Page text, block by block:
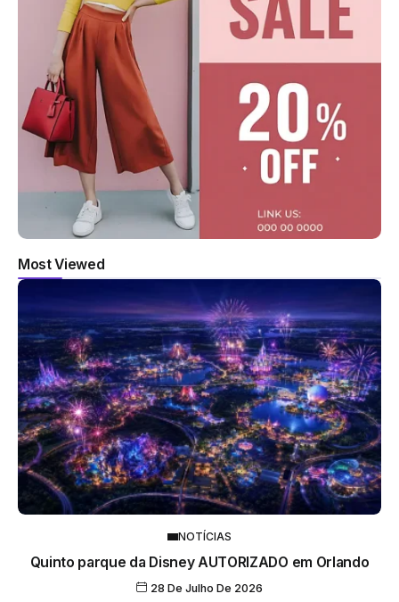
Most Viewed
NOTÍCIAS
Quinto parque da Disney AUTORIZADO em Orlando
28 De Julho De 2026